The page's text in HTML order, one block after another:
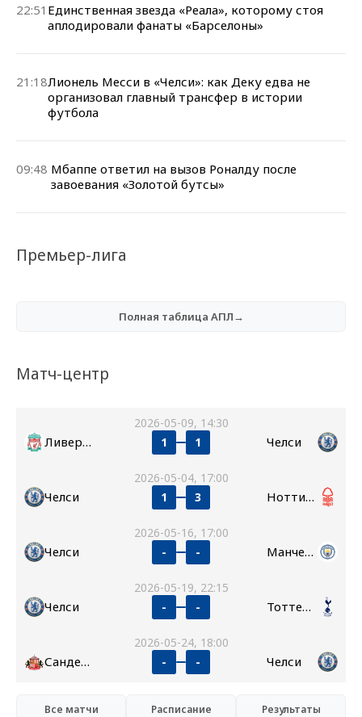
22:51 Единственная звезда «Реала», которому стоя
аплодировали фанаты «Барселоны»
21:18Лионель Месси в «Челси»: как Деку едва не
организовал главный трансфер в истории
футбола
09:48 Мбаппе ответил на вызов Роналду после
завоевания «Золотой бутсы»
Премьер-лига
Полная таблица АПЛ→
Матч-центр
2026-05-09, 14:30
Ливерпуль 1 1 Челси
2026-05-04, 17:00
Челси 1 3 Ноттингем Форест
2026-05-16, 17:00
Челси - - Манчестер Сити
2026-05-19, 22:15
Челси - - Тоттенхэм
2026-05-24, 18:00
Сандерленд - - Челси
Все матчи Расписание Результаты